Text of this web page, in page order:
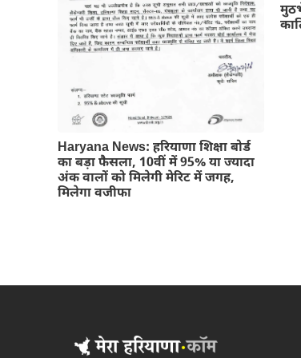
Haryana News: हरियाणा शिक्षा बोर्ड
का बड़ा फैसला, 10वीं में 95% या ज्यादा
अंक वालों को मिलेगी मेरिट में जगह,
मिलेगा वजीफा